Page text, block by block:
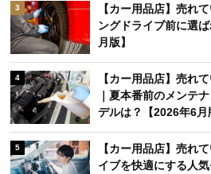
3
【カー用品店】売れ
ングドライブ前に選
月版】
4
【カー用品店】売れ
｜夏本番前のメンテ
デルは？【2026年6月
5
【カー用品店】売れ
イブを快適にする人